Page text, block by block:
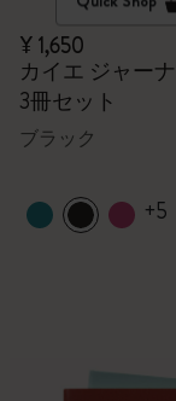
¥ 1,650
カイエ ジャー
3冊セット
ブラック
+5